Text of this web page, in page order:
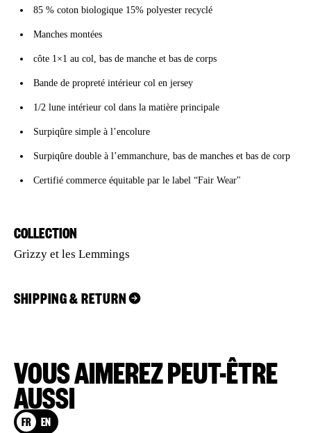
85 % coton biologique 15% polyester recyclé
Manches montées
côte 1×1 au col, bas de manche et bas de corps
Bande de propreté intérieur col en jersey
1/2 lune intérieur col dans la matière principale
Surpiqûre simple à l’encolure
Surpiqûre double à l’emmanchure, bas de manches et bas de corp
Certifié commerce équitable par le label “Fair Wear"
COLLECTION
Grizzy et les Lemmings
SHIPPING & RETURN
VOUS AIMEREZ PEUT-ÊTRE
AUSSI
FR
EN